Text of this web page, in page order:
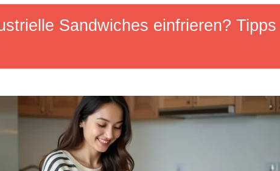
Sandwiches einfrieren?